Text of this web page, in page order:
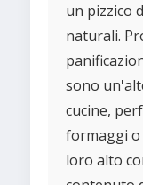
un pizzico
naturali.
sono
cucine,
formaggi o
loro alto